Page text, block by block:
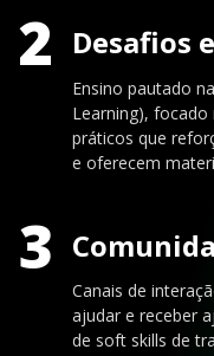
2 Desafios
Ensino pautado
Learning),
práticos que
e oferecem
3
Canais de
ajudar e receber
de soft skills de